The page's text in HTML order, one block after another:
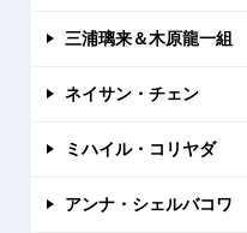
三浦璃来＆木原龍一組
ネイサン・チェン
ミハイル・コリヤダ
アンナ・シェルバコワ